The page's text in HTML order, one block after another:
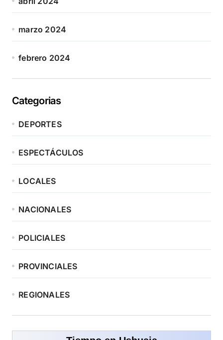
marzo 2024
febrero 2024
Categorias
DEPORTES
ESPECTÁCULOS
LOCALES
NACIONALES
POLICIALES
PROVINCIALES
REGIONALES